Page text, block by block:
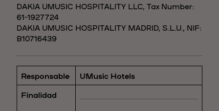
DAKIA UMUSIC HOSPITALITY LLC, Tax Number:
61-1927724
DAKIA UMUSIC HOSPITALITY MADRID, S.L.U., NIF:
B10716439
Responsable
UMusic Hotels
Finalidad